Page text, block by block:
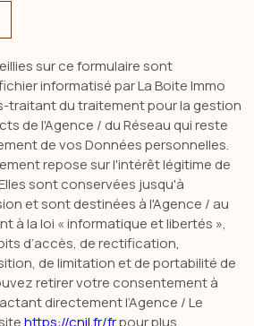
sur ce formulaire sont
informatisé par La Boite Immo
traitant du traitement pour la gestion
de l'Agence / du Réseau qui reste
de vos Données personnelles.
repose sur l'intérêt légitime de
sont conservées jusqu'à
et sont destinées à l'Agence / au
à la loi « informatique et libertés »,
d’accès, de rectification,
de limitation et de portabilité de
retirer votre consentement à
directement l’Agence / Le
https://cnil.fr/frpour plus